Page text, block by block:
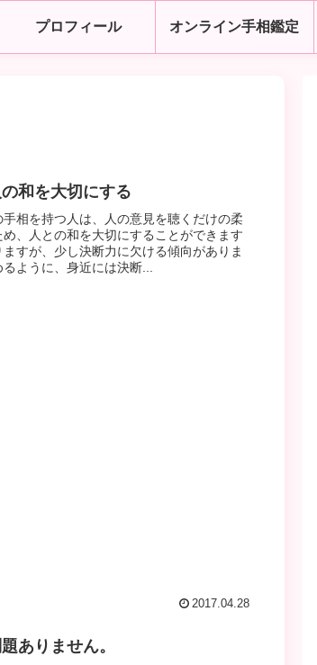
プロフィール オンライン手相鑑定
和を大切にする
相を持つ人は、人の意見を聴くだけの柔
、人との和を大切にすることができます
すが、少し決断力に欠ける傾向がありま
ように、身近には決断...
2017.04.28
ありません。